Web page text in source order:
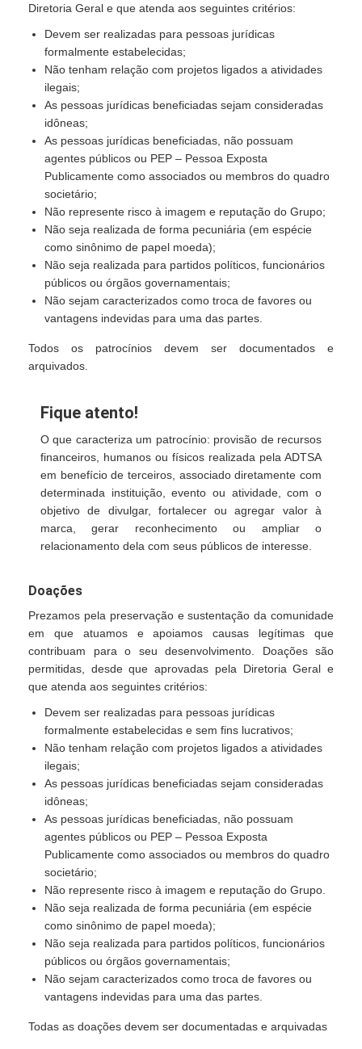
Diretoria Geral e que atenda aos seguintes critérios:
Devem ser realizadas para pessoas jurídicas
formalmente estabelecidas;
Não tenham relação com projetos ligados a atividades
ilegais;
As pessoas jurídicas beneficiadas sejam consideradas
idôneas;
As pessoas jurídicas beneficiadas, não possuam
agentes públicos ou PEP – Pessoa Exposta
Publicamente como associados ou membros do quadro
societário;
Não represente risco à imagem e reputação do Grupo;
Não seja realizada de forma pecuniária (em espécie
como sinônimo de papel moeda);
Não seja realizada para partidos políticos, funcionários
públicos ou órgãos governamentais;
Não sejam caracterizados como troca de favores ou
vantagens indevidas para uma das partes.
Todos os patrocínios devem ser documentados e
arquivados.
Fique atento!
O que caracteriza um patrocínio: provisão de recursos
financeiros, humanos ou físicos realizada pela ADTSA
em benefício de terceiros, associado diretamente com
determinada instituição, evento ou atividade, com o
objetivo de divulgar, fortalecer ou agregar valor à
marca, gerar reconhecimento ou ampliar o
relacionamento dela com seus públicos de interesse.
Doações
Prezamos pela preservação e sustentação da comunidade
em que atuamos e apoiamos causas legítimas que
contribuam para o seu desenvolvimento. Doações são
permitidas, desde que aprovadas pela Diretoria Geral e
que atenda aos seguintes critérios:
Devem ser realizadas para pessoas jurídicas
formalmente estabelecidas e sem fins lucrativos;
Não tenham relação com projetos ligados a atividades
ilegais;
As pessoas jurídicas beneficiadas sejam consideradas
idôneas;
As pessoas jurídicas beneficiadas, não possuam
agentes públicos ou PEP – Pessoa Exposta
Publicamente como associados ou membros do quadro
societário;
Não represente risco à imagem e reputação do Grupo.
Não seja realizada de forma pecuniária (em espécie
como sinônimo de papel moeda);
Não seja realizada para partidos políticos, funcionários
públicos ou órgãos governamentais;
Não sejam caracterizados como troca de favores ou
vantagens indevidas para uma das partes.
Todas as doações devem ser documentadas e arquivadas